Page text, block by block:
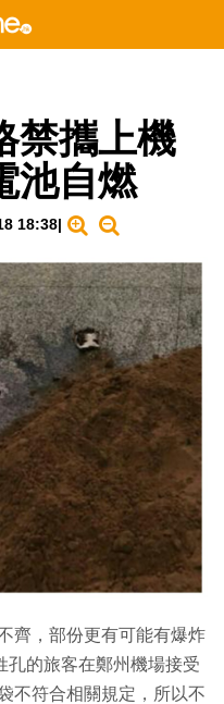
禁攜上機
池自燃
18:38|
齊，部份更有可能有爆炸
孔的旅客在鄭州機場接受
不符合相關規定，所以不